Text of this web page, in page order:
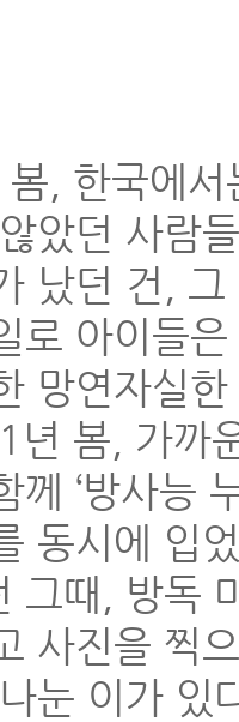
, 한국에서
았던 사람
났던 건,
로 아이들
망연자실
봄, 가까
께 ‘방사능
동시에 입
그때, 방독
사진을 찍
눈 이가 있